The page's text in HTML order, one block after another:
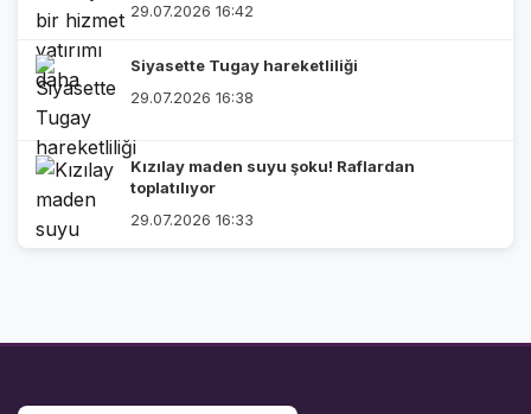
29.07.2026 16:42
Siyasette Tugay hareketliliği
29.07.2026 16:38
Kızılay maden suyu şoku! Raflardan
toplatılıyor
29.07.2026 16:33